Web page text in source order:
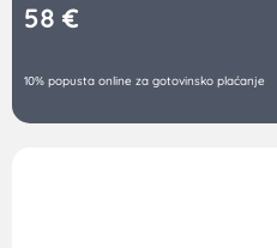
58 €
10% popusta online za gotovinsko plaćanje